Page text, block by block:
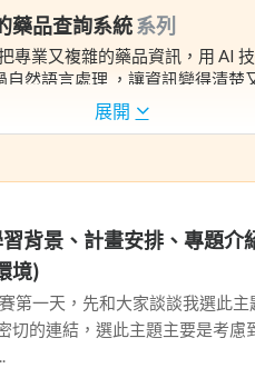
藥品查詢系統系列
專業又複雜的藥品資訊，用 AI
然語言處理 ，讓資訊變得清楚
展開
背景、計畫安排、專題介
境)
第一天，先和大家談談我選此
切的連結，選此主題主要是考